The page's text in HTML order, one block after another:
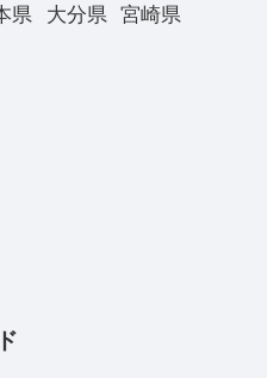
県 大分県
宮崎県